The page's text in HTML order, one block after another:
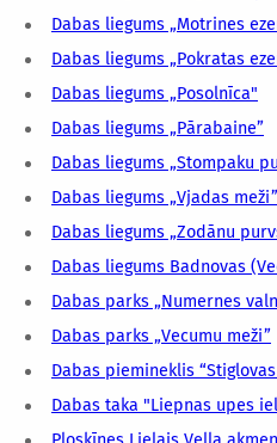
Dabas liegums „Motrines
Dabas liegums „Pokratas
Dabas liegums „Posolnīca"
Dabas liegums „Pārabaine”
Dabas liegums „Stompaku
Dabas liegums „Vjadas meži”
Dabas liegums „Zodānu
Dabas liegums Badnovas
Dabas parks „Numernes
Dabas parks „Vecumu meži”
Dabas piemineklis
Dabas taka "Liepnas upes